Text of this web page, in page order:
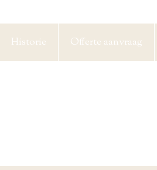
Historie Offerte aanvraag